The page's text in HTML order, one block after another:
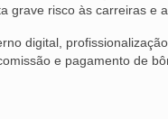
risco às carreiras e
digital,
e pagamento de